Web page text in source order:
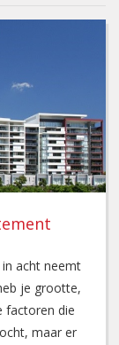
acht neemt
je grootte,
factoren die
maar er